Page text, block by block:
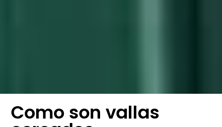
Como son vallas